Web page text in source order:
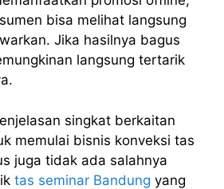
bisa melihat langsung
Jika hasilnya bagus
langsung tertarik
singkat berkaitan
memulai bisnis konveksi tas
juga tidak ada salahnya
tas seminar Bandung yang